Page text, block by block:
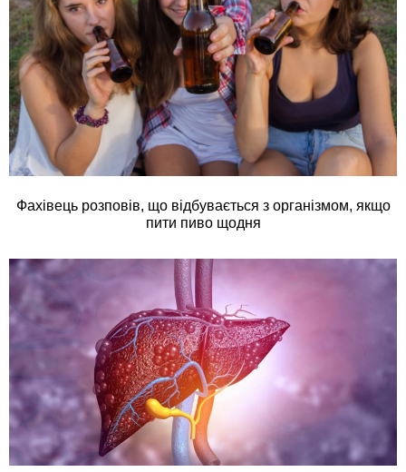
Фахівець розповів, що відбувається з організмом, якщо
пити пиво щодня